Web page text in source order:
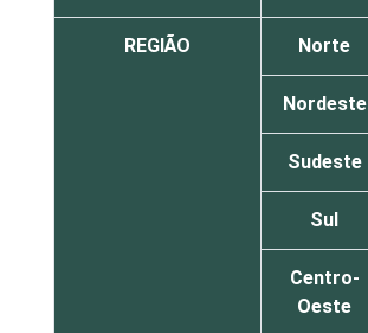
REGIÃO Norte
Nordeste
Sudeste
Sul
Centro-
Oeste